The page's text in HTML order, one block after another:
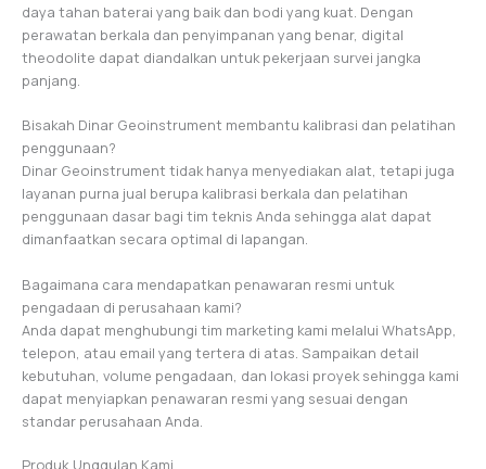
daya tahan baterai yang baik dan bodi yang kuat. Dengan
perawatan berkala dan penyimpanan yang benar, digital
theodolite dapat diandalkan untuk pekerjaan survei jangka
panjang.
Bisakah Dinar Geoinstrument membantu kalibrasi dan pelatihan
penggunaan?
Dinar Geoinstrument tidak hanya menyediakan alat, tetapi juga
layanan purna jual berupa kalibrasi berkala dan pelatihan
penggunaan dasar bagi tim teknis Anda sehingga alat dapat
dimanfaatkan secara optimal di lapangan.
Bagaimana cara mendapatkan penawaran resmi untuk
pengadaan di perusahaan kami?
Anda dapat menghubungi tim marketing kami melalui WhatsApp,
telepon, atau email yang tertera di atas. Sampaikan detail
kebutuhan, volume pengadaan, dan lokasi proyek sehingga kami
dapat menyiapkan penawaran resmi yang sesuai dengan
standar perusahaan Anda.
Produk Unggulan Kami